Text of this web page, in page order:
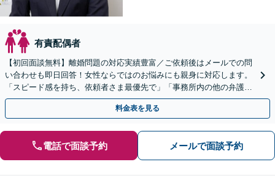
有責配偶者
【初回面談無料】離婚問題の対応実績豊富／ご依頼後はメールでの問
い合わせも即日回答！女性ならではのお悩みにも親身に対応します。
「スピード感を持ち、依頼者さま最優先で」「事務所内の他の弁護士
と連携」【WEB面談対応】
料金表を見る
電話で面談予約 メールで面談予約